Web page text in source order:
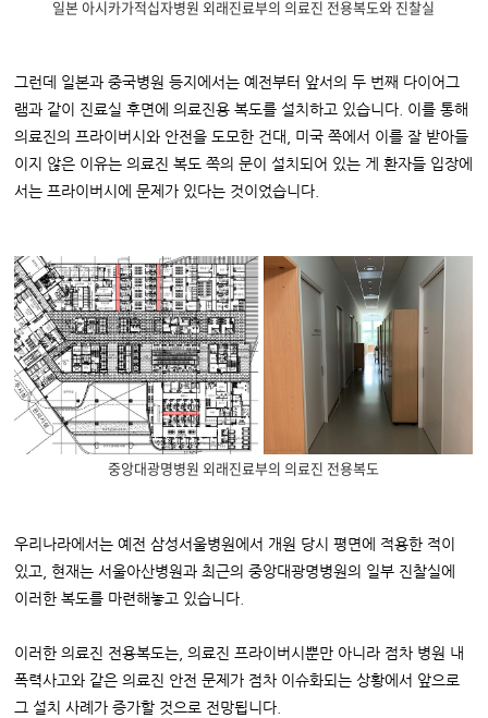
일본 아시카가적십자병원 외래진료부의 의료진 전용복도와 진찰실
그런데 일본과 중국병원 등지에서는 예전부터 앞서의 두 번째 다이어그
램과 같이 진료실 후면에 의료진용 복도를 설치하고 있습니다. 이를 통해
의료진의 프라이버시와 안전을 도모한 건대, 미국 쪽에서 이를 잘 받아들
이지 않은 이유는 의료진 복도 쪽의 문이 설치되어 있는 게 환자들 입장에
서는 프라이버시에 문제가 있다는 것이었습니다.
중앙대광명병원 외래진료부의 의료진 전용복도
우리나라에서는 예전 삼성서울병원에서 개원 당시 평면에 적용한 적이
있고, 현재는 서울아산병원과 최근의 중앙대광명병원의 일부 진찰실에
이러한 복도를 마련해놓고 있습니다.
이러한 의료진 전용복도는, 의료진 프라이버시뿐만 아니라 점차 병원 내
폭력사고와 같은 의료진 안전 문제가 점차 이슈화되는 상황에서 앞으로
그 설치 사례가 증가할 것으로 전망됩니다.